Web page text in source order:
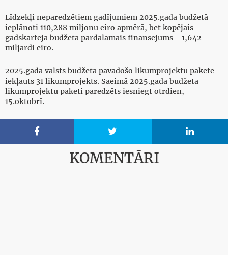
Līdzekļi neparedzētiem gadījumiem 2025.gada budžetā
ieplānoti 110,288 miljonu eiro apmērā, bet kopējais
gadskārtējā budžeta pārdalāmais finansējums - 1,642
miljardi eiro.
2025.gada valsts budžeta pavadošo likumprojektu paketē
iekļauts 31 likumprojekts. Saeimā 2025.gada budžeta
likumprojektu paketi paredzēts iesniegt otrdien,
15.oktobrī.
  
KOMENTĀRI